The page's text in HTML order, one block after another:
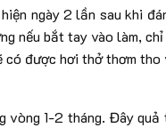
ngày 2 lần sau khi
nếu bắt tay vào làm,
có được hơi thở thơm
1-2 tháng. Đây quả